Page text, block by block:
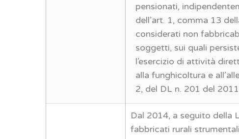
pensionati,
dell’art. 1, comma 13
considerati non
soggetti, sui quali
l’esercizio di attività
alla funghicoltura e
2, del DL n. 201 del
Dal 2014, a seguito della
fabbricati rurali